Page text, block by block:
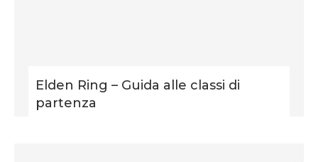
Elden Ring – Guida alle classi di
partenza